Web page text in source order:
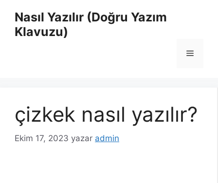
Nasıl Yazılır (Doğru Yazım
Klavuzu)
Menü
çizkek nasıl yazılır?
Ekim 17, 2023 yazar admin